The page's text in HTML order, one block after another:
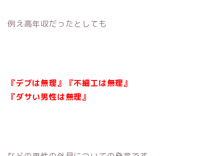
例え高年収だったとしても
『デブは無理』『不細工は無理』
『ダサい男性は無理』